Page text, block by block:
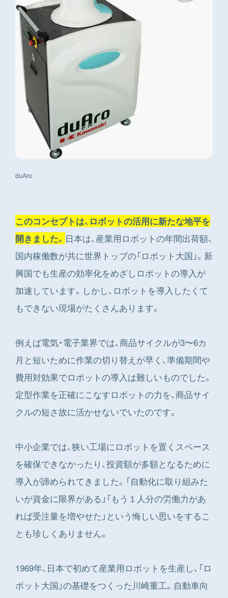
duAro
このコンセプトは、ロボットの活用に新たな地平を
開きました。 日本は、産業用ロボットの年間出荷額、
国内稼働数が共に世界トップの「ロボット大国」。新
興国でも生産の効率化をめざしロボットの導入が
加速しています。しかし、ロボットを導入したくて
もできない現場がたくさんあります。
例えば電気・電子業界では、商品サイクルが3〜6カ
月と短いために作業の切り替えが早く、準備期間や
費用対効果でロボットの導入は難しいものでした。
定型作業を正確にこなすロボットの力を、商品サイ
クルの短さ故に活かせないでいたのです。
中小企業では、狭い工場にロボットを置くスペース
を確保できなかったり、投資額が多額となるために
導入が諦められてきました。「自動化に取り組みた
いが資金に限界がある」「もう１人分の労働力があ
れば受注量を増やせた」という悔しい思いをするこ
とも珍しくありません。
1969年、日本で初めて産業用ロボットを生産し、「ロ
ボット大国」の基礎をつくった川崎重工。自動車向